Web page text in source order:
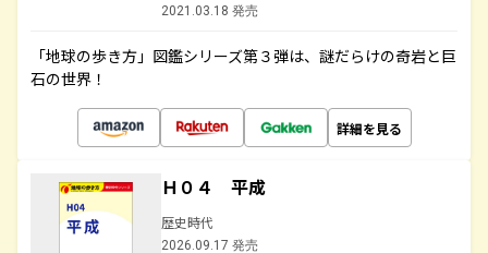
2021.03.18 発売
「地球の歩き方」図鑑シリーズ第３弾は、謎だらけの奇岩と巨
石の世界！
詳細を見る
Ｈ０４ 平成
歴史時代
2026.09.17 発売